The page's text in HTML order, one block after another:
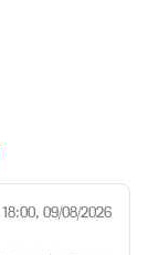
18:00, 09/08/2026